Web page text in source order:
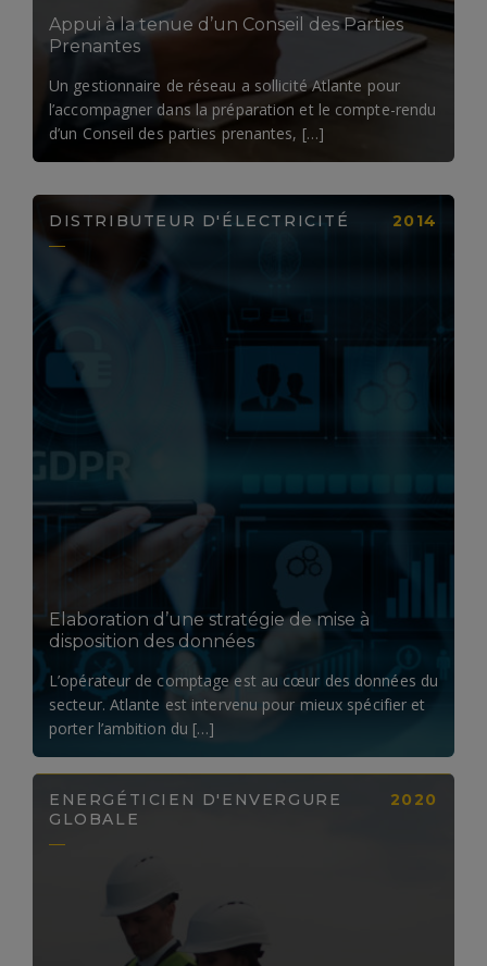
Appui à la tenue d’un Conseil des Parties
Prenantes​
Un gestionnaire de réseau a sollicité Atlante pour
l’accompagner dans la préparation et le compte-rendu
d’un Conseil des parties prenantes, […]
DISTRIBUTEUR D'ÉLECTRICITÉ 2014
Elaboration d’une stratégie de mise à
disposition des données
L’opérateur de comptage est au cœur des données du
secteur. Atlante est intervenu pour mieux spécifier et
porter l’ambition du […]
ENERGÉTICIEN D'ENVERGURE
GLOBALE
2020